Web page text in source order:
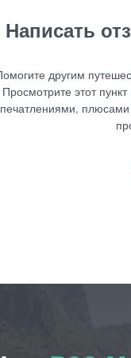
Написать
другим
Просмотрите этот